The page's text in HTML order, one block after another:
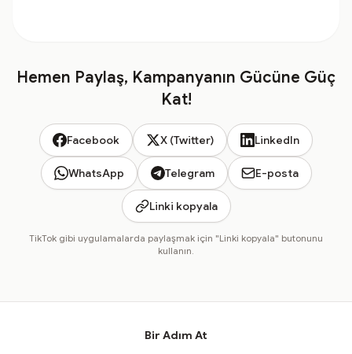
Hemen Paylaş, Kampanyanın Gücüne Güç
Kat!
Facebook X (Twitter) LinkedIn
WhatsApp Telegram E-posta
Linki kopyala
TikTok gibi uygulamalarda paylaşmak için "Linki kopyala" butonunu
kullanın.
Bir Adım At